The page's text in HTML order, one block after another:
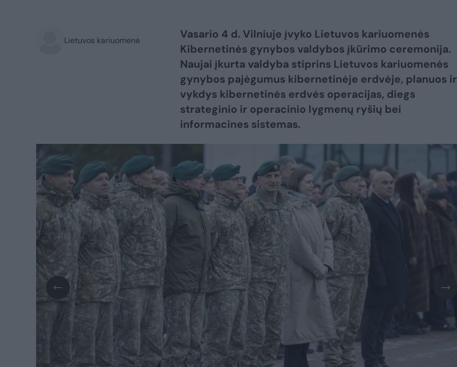
Lietuvos kariuomenė
Vasario 4 d. Vilniuje įvyko Lietuvos kariuomenės
Kibernetinės gynybos valdybos įkūrimo ceremonija.
Naujai įkurta valdyba stiprins Lietuvos kariuomenės
gynybos pajėgumus kibernetinėje erdvėje, planuos ir
vykdys kibernetinės erdvės operacijas, diegs
strateginio ir operacinio lygmenų ryšių bei
informacines sistemas.